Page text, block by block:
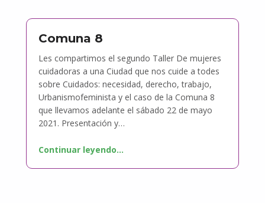
Comuna 8
Les compartimos el segundo Taller De mujeres
cuidadoras a una Ciudad que nos cuide a todes
sobre Cuidados: necesidad, derecho, trabajo,
Urbanismofeminista y el caso de la Comuna 8
que llevamos adelante el sábado 22 de mayo
2021. Presentación y…
Continuar leyendo…